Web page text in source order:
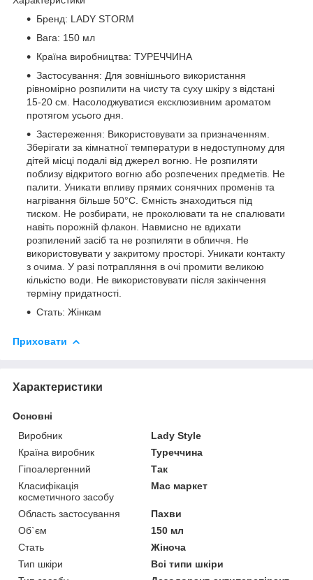
Бренд: LADY STORM
Вага: 150 мл
Країна виробництва: ТУРЕЧЧИНА
Застосування: Для зовнішнього використання
рівномірно розпилити на чисту та суху шкіру з відстані
15-20 см. Насолоджуватися ексклюзивним ароматом
протягом усього дня.
Застереження: Використовувати за призначенням.
Зберігати за кімнатної температури в недоступному для
дітей місці подалі від джерел вогню. Не розпиляти
поблизу відкритого вогню або розпечених предметів. Не
палити. Уникати впливу прямих сонячних променів та
нагрівання більше 50°C. Ємність знаходиться під
тиском. Не розбирати, не проколювати та не спалювати
навіть порожній флакон. Навмисно не вдихати
розпилений засіб та не розпиляти в обличчя. Не
використовувати у закритому просторі. Уникати контакту
з очима. У разі потрапляння в очі промити великою
кількістю води. Не використовувати після закінчення
терміну придатності.
Стать: Жінкам
Приховати
Характеристики
Основні
Виробник
Lady Style
Країна виробник
Туреччина
Гіпоалергенний
Так
Класифікація
косметичного засобу
Мас маркет
Область застосування
Пахви
Об`єм
150 мл
Стать
Жіноча
Тип шкіри
Всі типи шкіри